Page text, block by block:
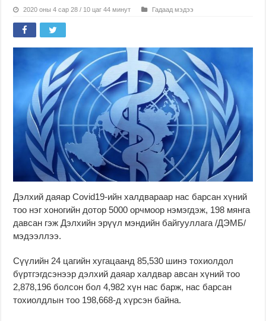
2020 оны 4 сар 28 / 10 цаг 44 минут Гадаад мэдээ
Дэлхий даяар Covid19-ийн халдвараар нас барсан хүний
тоо нэг хоногийн дотор 5000 орчмоор нэмэгдэж, 198 мянга
давсан гэж Дэлхийн эрүүл мэндийн байгууллага /ДЭМБ/
мэдээллээ.
Сүүлийн 24 цагийн хугацаанд 85,530 шинэ тохиолдол
бүртгэгдсэнээр дэлхий даяар халдвар авсан хүний тоо
2,878,196 болсон бол 4,982 хүн нас барж, нас барсан
тохиолдлын тоо 198,668-д хүрсэн байна.